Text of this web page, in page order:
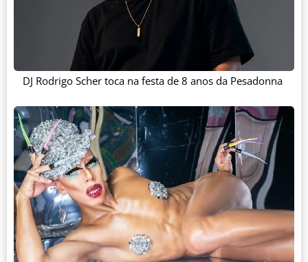
DJ Rodrigo Scher toca na festa de 8 anos da Pesadonna